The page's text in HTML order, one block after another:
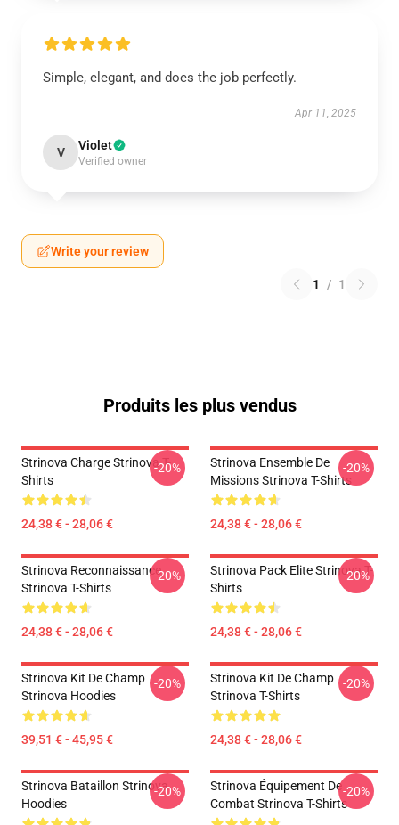
Simple, elegant, and does the job perfectly.
Apr 11, 2025
V Violet
Verified owner
Write your review
1 / 1
Produits les plus vendus
Strinova Charge Strinova T-
Shirts
24,38 € - 28,06 €
-20%
Strinova Ensemble De
Missions Strinova T-Shirts
24,38 € - 28,06 €
-20%
Strinova Reconnaissance
Strinova T-Shirts
24,38 € - 28,06 €
-20%
Strinova Pack Elite Strinova T-
Shirts
24,38 € - 28,06 €
-20%
Strinova Kit De Champ
Strinova Hoodies
39,51 € - 45,95 €
-20%
Strinova Kit De Champ
Strinova T-Shirts
24,38 € - 28,06 €
-20%
Strinova Bataillon Strinova
Hoodies
-20%
Strinova Équipement De
Combat Strinova T-Shirts
-20%